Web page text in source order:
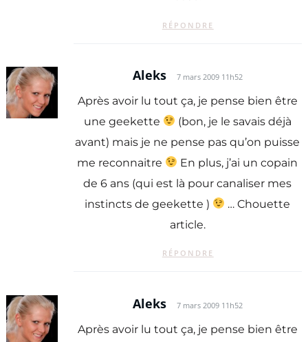
RÉPONDRE
Aleks 7 mars 2009 11h52
Après avoir lu tout ça, je pense bien être
une geekette
(bon, je le savais déjà
avant) mais je ne pense pas qu’on puisse
me reconnaitre
En plus, j’ai un copain
de 6 ans (qui est là pour canaliser mes
instincts de geekette )
… Chouette
article.
RÉPONDRE
Aleks 7 mars 2009 11h52
Après avoir lu tout ça, je pense bien être